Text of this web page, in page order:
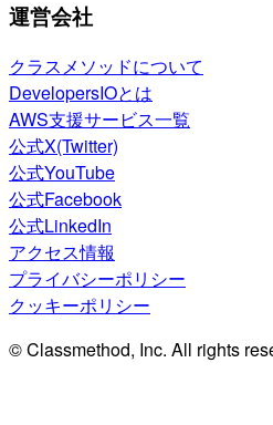
運営会社
クラスメソッドについて
DevelopersIOとは
AWS支援サービス一覧
公式X(Twitter)
公式YouTube
公式Facebook
公式LinkedIn
アクセス情報
プライバシーポリシー
クッキーポリシー
© Classmethod, Inc. All rights